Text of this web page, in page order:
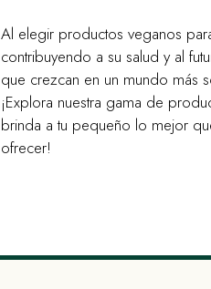
Al elegir productos veganos
contribuyendo a su salud y al
que crezcan en un mundo más
¡Explora nuestra gama de
brinda a tu pequeño lo mejor
ofrecer!